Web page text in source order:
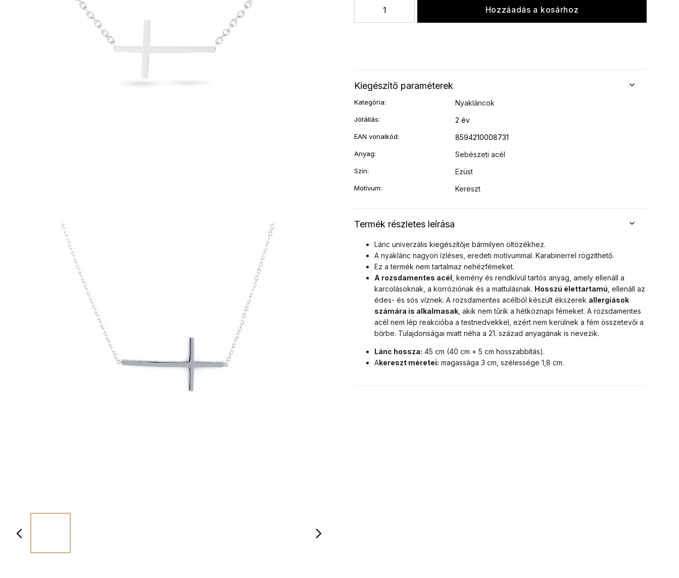
Hozzáadás a kosárhoz
Termék részletes leírása
Lánc univerzális kiegészítője bármilyen öltözékhez.
A nyaklánc nagyon ízléses, eredeti motívummal. Karabinerrel rögzíthető.
Ez a termék nem tartalmaz nehézfémeket.
A rozsdamentes acél , kemény és rendkívül tartós anyag, amely ellenáll a
karcolásoknak, a korróziónak és a mattulásnak. Hosszú élettartamú , ellenáll az
édes- és sós víznek. A rozsdamentes acélból készült ékszerek allergiások
számára is alkalmasak , akik nem tűrik a hétköznapi fémeket. A rozsdamentes
acél nem lép reakcióba a testnedvekkel, ezért nem kerülnek a fém összetevői a
bőrbe. Tulajdonságai miatt néha a 21. század anyagának is nevezik.
Lánc hossza: 45 cm (40 cm + 5 cm hosszabbítás).
Akereszt méretei: magassága 3 cm, szélessége 1,8 cm.
Kiegészítő paraméterek
Kategória: Nyakláncok
Jótállás: 2 év
EAN vonalkód: 8594210008731
Anyag: Sebészeti acél
Szín: Ezüst
Motívum: Kereszt